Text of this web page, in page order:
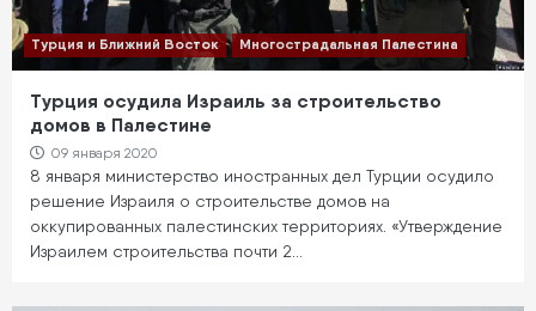
Турция и Ближний Восток Многострадальная Палестина
Турция осудила Израиль за строительство
домов в Палестине
09 января 2020
8 января министерство иностранных дел Турции осудило
решение Израиля о строительстве домов на
оккупированных палестинских территориях. «Утверждение
Израилем строительства почти 2…